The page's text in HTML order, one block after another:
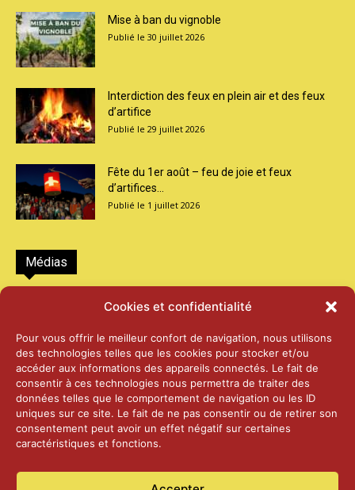
Cookies et confidentialité
Pour vous offrir le meilleur confort de navigation, nous utilisons
des technologies telles que les cookies pour stocker et/ou
accéder aux informations des appareils connectés. Le fait de
consentir à ces technologies nous permettra de traiter des
données telles que le comportement de navigation ou les ID
uniques sur ce site. Le fait de ne pas consentir ou de retirer son
consentement peut avoir un effet négatif sur certaines
caractéristiques et fonctions.
Mise à ban du vignoble
30 juillet 2026
Interdiction des feux en plein air et des feux
d’artifice
29 juillet 2026
Fête du 1er août – feu de joie et feux
d’artifices...
1 juillet 2026
Médias
2026 – Laiterie d’Orsières et Abbaye de St-
25 juin 2026
2025 – Palais Fédéral – Berne
25 juin 2026
14 janvier 2025